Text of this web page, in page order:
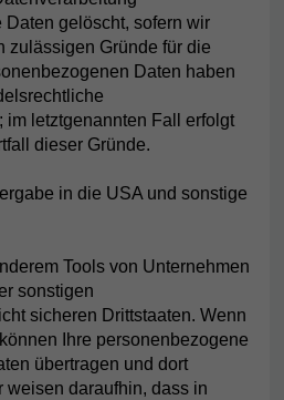
gelöscht, sofern wir
zulässigen Gründe für die
Daten haben
im letztgenannten Fall erfolgt
dieser Gründe.
in die USA und sonstige
Tools von Unternehmen
sonstigen
sicheren Drittstaaten. Wenn
Ihre personenbezogene
übertragen und dort
weisen daraufhin, dass in